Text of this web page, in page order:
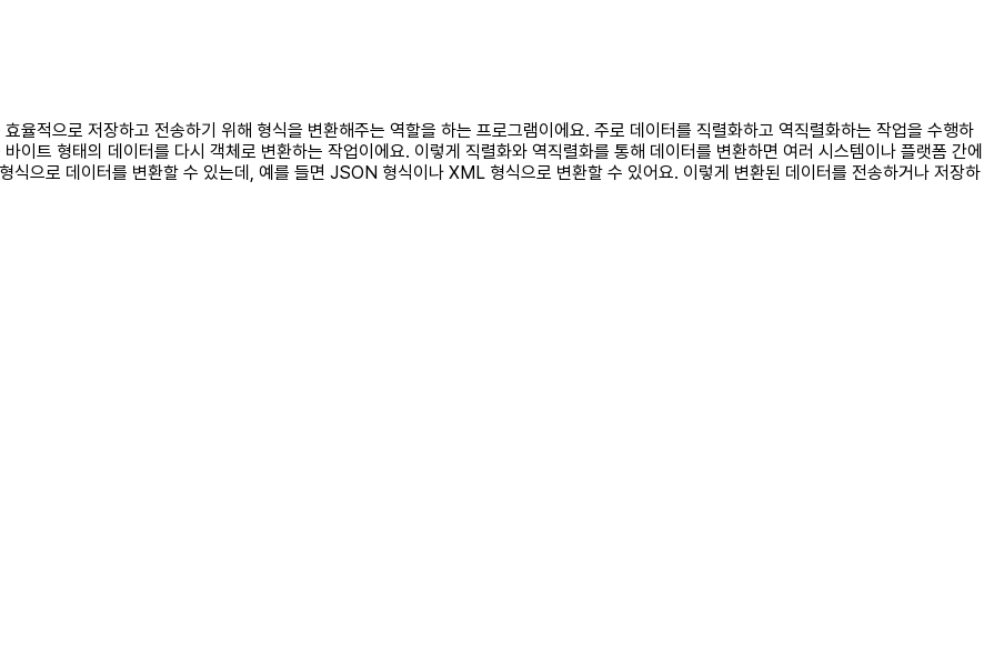
율적으로 저장하고 전송하기 위해 형식을 변환해주는 역할을 하는 프로그램이에요. 주로 데이터를 직렬화하고 역직렬화하는 작업을 수행하
이트 형태의 데이터를 다시 객체로 변환하는 작업이에요. 이렇게 직렬화와 역직렬화를 통해 데이터를 변환하면 여러 시스템이나 플랫폼 간에
으로 데이터를 변환할 수 있는데, 예를 들면 JSON 형식이나 XML 형식으로 변환할 수 있어요. 이렇게 변환된 데이터를 전송하거나 저장하